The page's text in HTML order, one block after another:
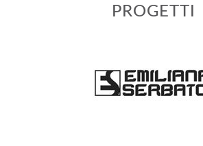
PROGETTI